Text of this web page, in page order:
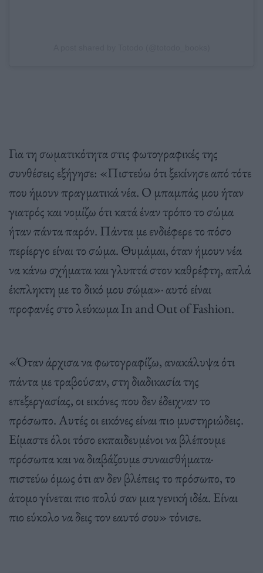
Για τη σωματικότητα στις φωτογραφικές της
συνθέσεις εξήγησε: «Πιστεύω ότι ξεκίνησε από τότε
που ήμουν πραγματικά νέα. Ο μπαμπάς μου ήταν
γιατρός και νομίζω ότι κατά έναν τρόπο το σώμα
ήταν πάντα παρόν. Πάντα με ενδιέφερε το πόσο
περίεργο είναι το σώμα. Θυμάμαι, όταν ήμουν νέα
να κάνω σχήματα και γλυπτά στον καθρέφτη, απλά
έκπληκτη με το δικό μου σώμα»· αυτό είναι
προφανές στο λεύκωμα In and Out of Fashion.
«Όταν άρχισα να φωτογραφίζω, ανακάλυψα ότι
πάντα με τραβούσαν, στη διαδικασία της
επεξεργασίας, οι εικόνες που δεν έδειχναν το
πρόσωπο. Αυτές οι εικόνες είναι πιο μυστηριώδεις.
Είμαστε όλοι τόσο εκπαιδευμένοι να βλέπουμε
πρόσωπα και να διαβάζουμε συναισθήματα·
πιστεύω όμως ότι αν δεν βλέπεις το πρόσωπο, το
άτομο γίνεται πιο πολύ σαν μια γενική ιδέα. Είναι
πιο εύκολο να δεις τον εαυτό σου» τόνισε.